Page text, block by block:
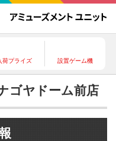
荷プライズ 設置ゲーム機
ゴヤドーム前店